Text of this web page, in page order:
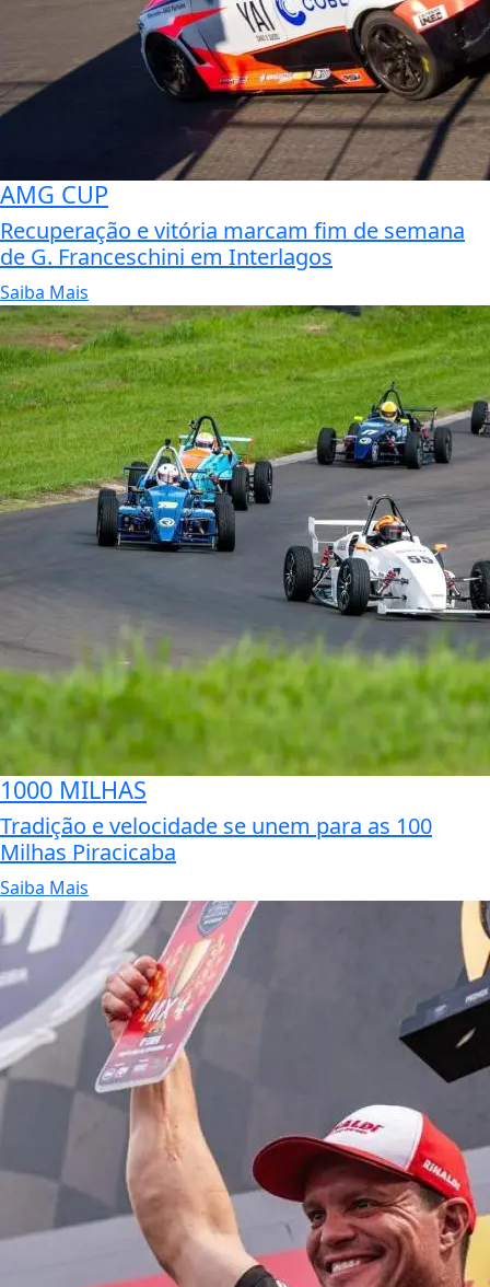
AMG CUP
Recuperação e vitória marcam fim de semana
de G. Franceschini em Interlagos
Saiba Mais
1000 MILHAS
Tradição e velocidade se unem para as 100
Milhas Piracicaba
Saiba Mais